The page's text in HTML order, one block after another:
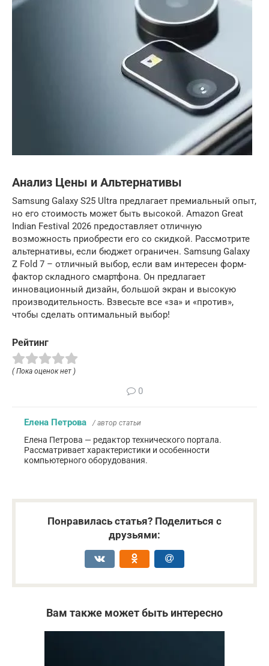
Анализ Цены и Альтернативы
Samsung Galaxy S25 Ultra предлагает премиальный опыт,
но его стоимость может быть высокой. Amazon Great
Indian Festival 2026 предоставляет отличную
возможность приобрести его со скидкой. Рассмотрите
альтернативы, если бюджет ограничен. Samsung Galaxy
Z Fold 7 – отличный выбор, если вам интересен форм-
фактор складного смартфона. Он предлагает
инновационный дизайн, большой экран и высокую
производительность. Взвесьте все «за» и «против»,
чтобы сделать оптимальный выбор!
Рейтинг
( Пока оценок нет )
0
Елена Петрова / автор статьи
Елена Петрова — редактор технического портала.
Рассматривает характеристики и особенности
компьютерного оборудования.
Понравилась статья? Поделиться с
друзьями:
Вам также может быть интересно